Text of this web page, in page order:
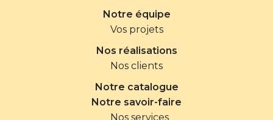
Notre équipe
Vos projets
Nos réalisations
Nos clients
Notre catalogue
Notre savoir-faire
Nos services